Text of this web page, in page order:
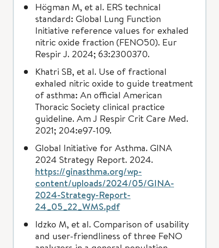
Högman M, et al. ERS technical
standard: Global Lung Function
Initiative reference values for exhaled
nitric oxide fraction (FENO50). Eur
Respir J. 2024; 63:2300370.
Khatri SB, et al. Use of fractional
exhaled nitric oxide to guide treatment
of asthma: An official American
Thoracic Society clinical practice
guideline. Am J Respir Crit Care Med.
2021; 204:e97-109.
Global Initiative for Asthma. GINA
2024 Strategy Report. 2024.
https://ginasthma.org/wp-
content/uploads/2024/05/GINA-
2024-Strategy-Report-
24_05_22_WMS.pdf
Idzko M, et al. Comparison of usability
and user-friendliness of three FeNO